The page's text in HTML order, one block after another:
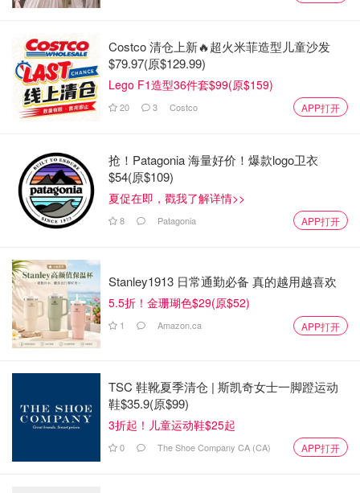
他说："一般来说，住宅物业管理是靠高入住率。需要有
"他们的出租率低于50%，如果真的想赚钱的话，这是不可
持续的。"
Elliott说，当他与同事们交谈时，他顿悟到公司是如何兴旺
"我当时想，哦！我们是一家投资公司。我意识到，大部分
业务，是通过投资者。"
他说，该公司通过不断引入新的投资者和新的资金，向之前
现实的情况下。
2022年1月19日，公司创始人组织了最后一次与投资者的视
频通话。
参加无忧房东计划的人知道他们是房东，要自己处理接下来
的房产问题。
坐在白板前，这对夫妇以一个直截了当的信息开始。
Costco 清仓上新🔥超火米菲造型儿童沙发
$79.97(原$129.99)
Lego F1造型36件套$99(原$159)
20 3 Costco APP打开
抢！Patagonia 海量好价！爆款logo卫衣
$54(原$109)
夏促在即，戳我了解详情>>
8 Patagonia APP打开
Stanley1913 日常通勤必备 真的越用越喜欢
5.5折！金珊瑚色$29(原$52)
1 Amazon.ca APP打开
TSC 鞋靴夏季清仓 | 斯凯奇女士一脚蹬运动
鞋$35.9(原$99)
3折起！儿童运动鞋$25起
0 The Shoe Company CA (CA) APP打开